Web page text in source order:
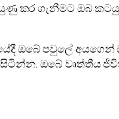
කර ගැනීමට ඔබ
ඔබේ පවුලේ
ඔබේ වෘත්තීය